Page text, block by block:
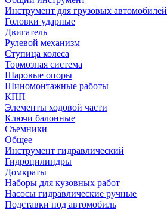
Инструмент для грузовых автомобилей
Головки ударные
Двигатель
Рулевой механизм
Ступица колеса
Тормозная система
Шаровые опоры
Шиномонтажные работы
КПП
Элементы ходовой части
Ключи балонные
Съемники
Общее
Инструмент гидравлический
Гидроцилиндры
Домкраты
Наборы для кузовных работ
Насосы гидравлические ручные
Подставки под автомобиль